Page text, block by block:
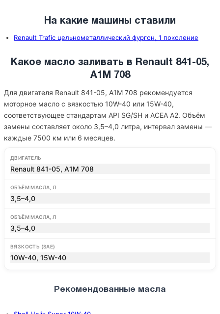
На какие машины ставили
Renault Trafic цельнометаллический фургон, 1 поколение
Какое масло заливать в Renault 841-05,
A1M 708
Для двигателя Renault 841-05, A1M 708 рекомендуется
моторное масло с вязкостью 10W-40 или 15W-40,
соответствующее стандартам API SG/SH и ACEA A2. Объём
замены составляет около 3,5–4,0 литра, интервал замены —
каждые 7500 км или 6 месяцев.
ДВИГАТЕЛЬ
Renault 841-05, A1M 708
ОБЪЁМ МАСЛА, Л
3,5–4,0
ОБЪЁМ МАСЛА, Л
3,5–4,0
ВЯЗКОСТЬ (SAE)
10W-40, 15W-40
Рекомендованные масла